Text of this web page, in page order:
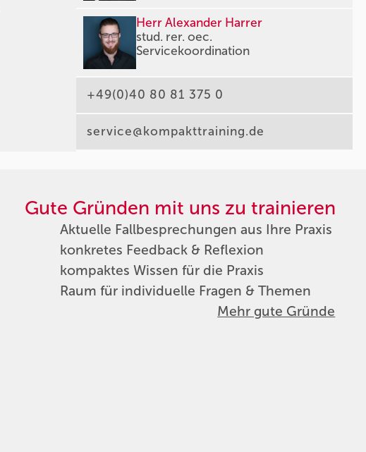
Herr Alexander Harrer
stud. rer. oec.
Servicekoordination
+49(0)40 80 81 375 0
service@kompakttraining.de
Gute Gründen mit uns zu trainieren
Aktuelle Fallbesprechungen aus Ihre Praxis
konkretes Feedback & Reflexion
kompaktes Wissen für die Praxis
Raum für individuelle Fragen & Themen
Mehr gute Gründe